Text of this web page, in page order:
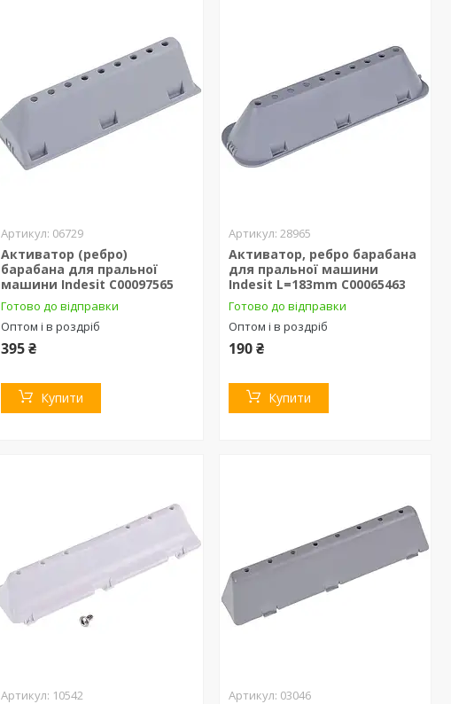
06729
Активатор (ребро)
барабана для пральної
машини Indesit C00097565
Готово до відправки
Оптом і в роздріб
395 ₴
Купити
28965
Активатор, ребро барабана
для пральної машини
Indesit L=183mm C00065463
Готово до відправки
Оптом і в роздріб
190 ₴
Купити
10542 03046